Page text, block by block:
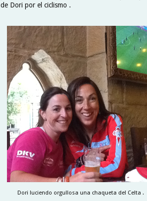
de Dori por el ciclismo .
Dori luciendo orgullosa una chaqueta del Celta .